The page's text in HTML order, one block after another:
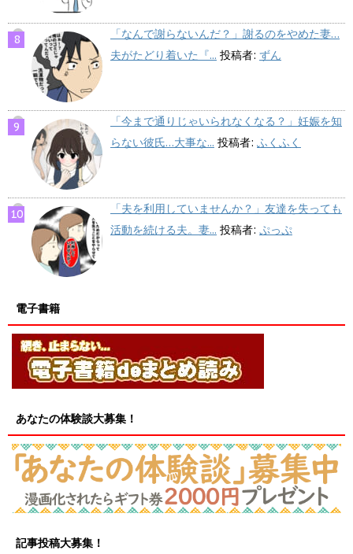
「なんで謝らないんだ？」謝るのをやめた妻…
夫がたどり着いた『... 投稿者: ずん
「今まで通りじゃいられなくなる？」妊娠を知
らない彼氏…大事な... 投稿者: ふくふく
「夫を利用していませんか？」友達を失っても
活動を続ける夫。妻... 投稿者: ぷっぷ
電子書籍
あなたの体験談大募集！
記事投稿大募集！